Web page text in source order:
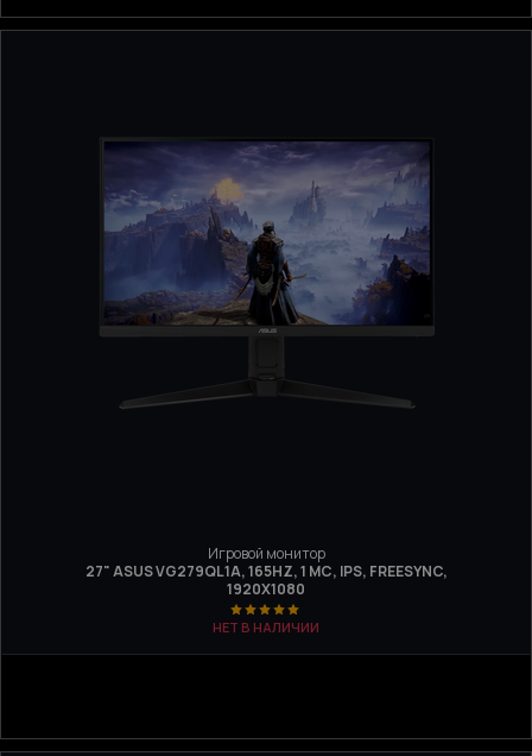
Игровой монитор
27" ASUS VG279QL1A, 165HZ, 1 МС, IPS, FREESYNC,
1920X1080
НЕТ В НАЛИЧИИ